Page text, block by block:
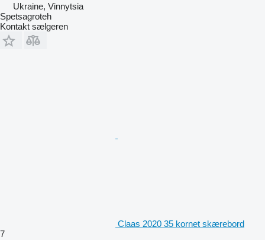
Ukraine, Vinnytsia
Spetsagroteh
Kontakt sælgeren
Claas 2020 35 kornet skærebord
7